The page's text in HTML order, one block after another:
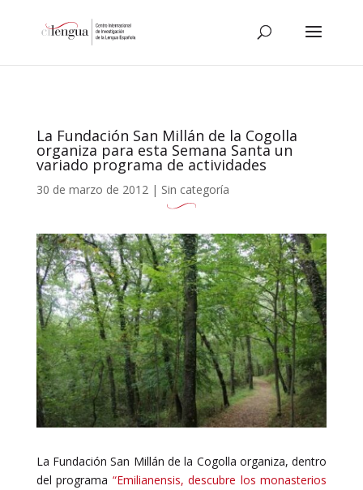
La Fundación San Millán de la Cogolla
organiza para esta Semana Santa un
variado programa de actividades
30 de marzo de 2012| Sin categoría
La Fundación San Millán de la Cogolla organiza, dentro
del programa “Emilianensis, descubre los monasterios